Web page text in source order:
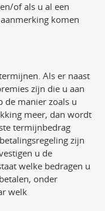
of als u al een
komen
Als er naast
zijn die u aan
de manier zoals u
meer, dan wordt
termijnbedrag
zijn
u de
welke bedragen u
onder
welk